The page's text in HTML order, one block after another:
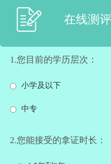
在线测
1.您目前的学历层次：
小学及以下
中专
2.您能接受的拿证时长：